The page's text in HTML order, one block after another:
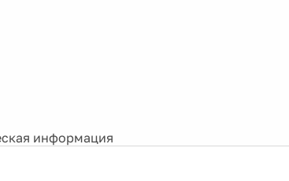
информация